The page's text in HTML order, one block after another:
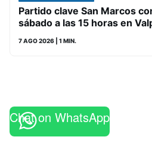
Partido clave San Marcos
sábado a las 15 horas en
7 AGO 2026 | 1 MIN.
Chat on WhatsApp